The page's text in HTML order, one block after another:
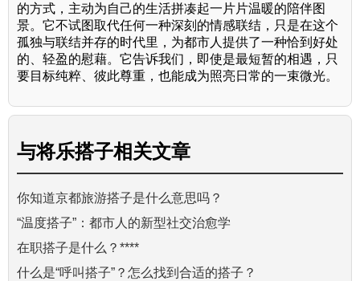
的方式，主动为自己的生活拼凑起一片片温暖的陪伴图
景。它不试图取代任何一种深刻的情感联结，只是在这个
孤独与联结并存的时代里，为都市人提供了一种恰到好处
的、轻盈的慰藉。它告诉我们，即使是最短暂的相遇，只
要目标纯粹、彼此尊重，也能成为照亮日常的一束微光。
与将乐搭子相关文章
你知道京都旅游搭子是什么意思吗？
“温度搭子”：都市人的新型社交治愈学
在职搭子是什么？****
什么是“呼叫搭子”？怎么找到合适的搭子？